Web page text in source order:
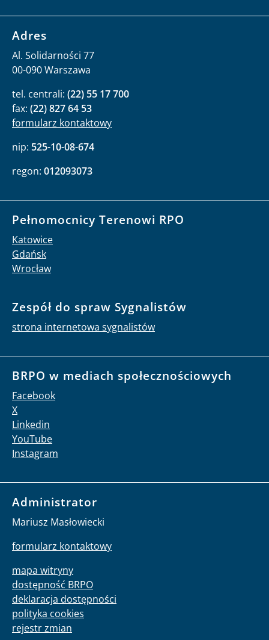
Adres
Al. Solidarności 77
00-090 Warszawa
tel. centrali: (22) 55 17 700
fax: (22) 827 64 53
formularz kontaktowy
nip: 525-10-08-674
regon: 012093073
Pełnomocnicy Terenowi RPO
Katowice
Gdańsk
Wrocław
Zespół do spraw Sygnalistów
strona internetowa sygnalistów
BRPO w mediach społecznościowych
Facebook
X
Linkedin
YouTube
Instagram
Administrator
Mariusz Masłowiecki
formularz kontaktowy
mapa witryny
dostępność BRPO
deklaracja dostępności
polityka cookies
rejestr zmian